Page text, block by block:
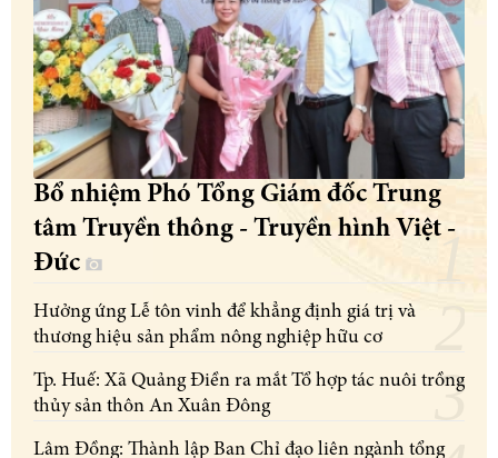
Bổ nhiệm Phó Tổng Giám đốc Trung
tâm Truyền thông - Truyền hình Việt -
Đức
Hưởng ứng Lễ tôn vinh để khẳng định giá trị và
thương hiệu sản phẩm nông nghiệp hữu cơ
Tp. Huế: Xã Quảng Điền ra mắt Tổ hợp tác nuôi trồng
thủy sản thôn An Xuân Đông
Lâm Đồng: Thành lập Ban Chỉ đạo liên ngành tổng